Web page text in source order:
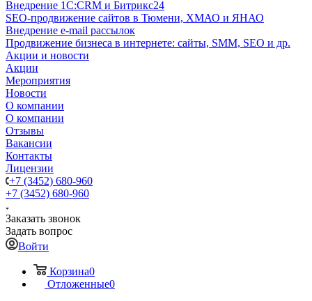
Внедрение 1C:CRM и Битрикс24
SEO-продвижение сайтов в Тюмени, ХМАО и ЯНАО
Внедрение e-mail рассылок
Продвижение бизнеса в интернете: сайты, SMM, SEO и др.
Акции и новости
Акции
Мероприятия
Новости
О компании
О компании
Отзывы
Вакансии
Контакты
Лицензии
+7 (3452) 680-960
+7 (3452) 680-960
Заказать звонок
Задать вопрос
Войти
Корзина0
Отложенные0